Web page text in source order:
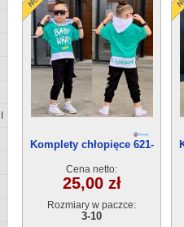
Komplety chłopięce 621-
Cena netto:
25,00 zł
Rozmiary w paczce:
3-10